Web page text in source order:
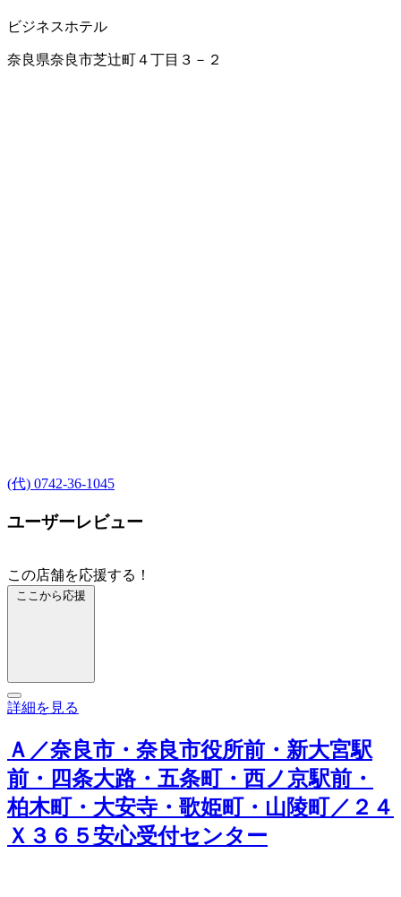
ビジネスホテル
奈良県奈良市芝辻町４丁目３－２
(代) 0742-36-1045
ユーザーレビュー
この店舗を応援する！
ここから応援
詳細を見る
Ａ／奈良市・奈良市役所前・新大宮駅
前・四条大路・五条町・西ノ京駅前・
柏木町・大安寺・歌姫町・山陵町／２４
Ｘ３６５安心受付センター